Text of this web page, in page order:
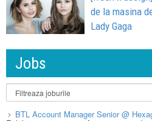
de la masina
Lady Gaga
Jobs
BTL Account Manager Senior @